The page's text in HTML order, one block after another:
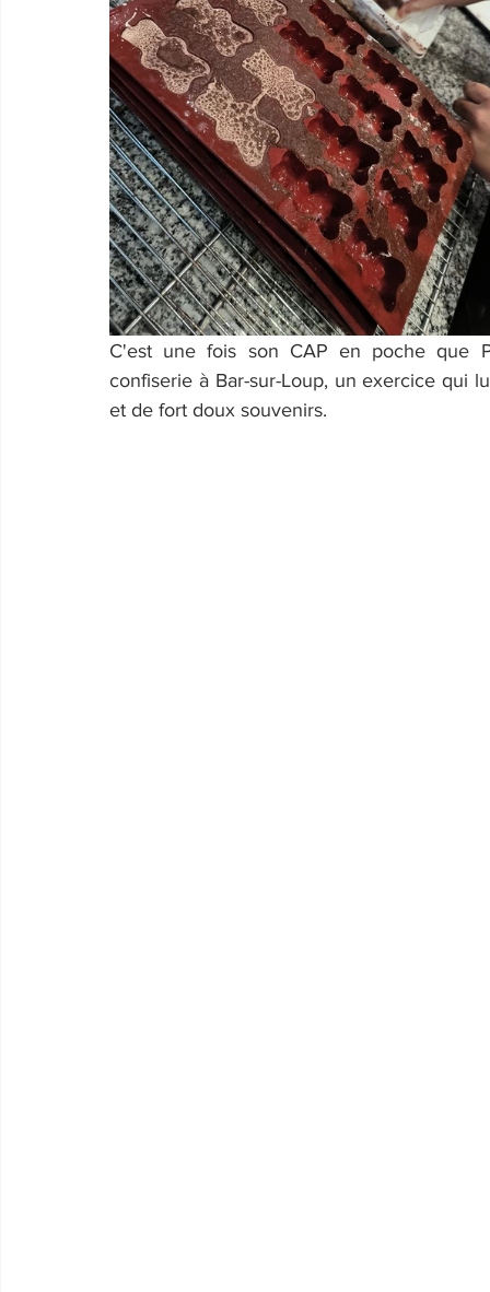
C'est une fois son CAP en poche que
confiserie à Bar-sur-Loup, un exercice qui
et de fort doux souvenirs.